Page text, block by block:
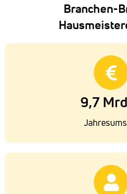
Branchen-
9,7